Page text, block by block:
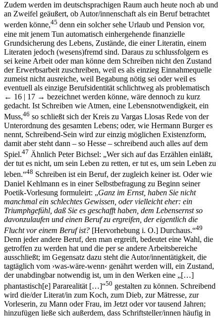
Zudem werden im deutschsprachigen Raum auch heute noch ab und
an Zweifel geäußert, ob Autor/innenschaft als ein Beruf betrachtet
werden könne,45 denn ein solcher sehe Urlaub und Pension vor,
eine mit jenem Tun automatisch einhergehende finanzielle
Grundsicherung des Lebens, Zustände, die einer Literatin, einem
Literaten jedoch (wesens)fremd sind. Daraus zu schlussfolgern es
sei keine Arbeit oder man könne dem Schreiben nicht den Zustand
der Erwerbsarbeit zuschreiben, weil es als einzieg Einnahmequelle
zumeist nicht ausreiche, weil Begabung nötig sei oder weil es
eventuell als einzige Berufsidentität schlichtweg als problematisch
← 16 | 17 → bezeichnet werden könne, wäre dennoch zu kurz
gedacht. Ist Schreiben wie Atmen, eine Lebensnotwendigkeit, ein
Muss,46 so schließt sich der Kreis zu Vargas Llosas Rede von der
Unterordnung des gesamten Lebens; oder, wie Hermann Burger es
nennt, Schreibend-Sein wird zur einzig möglichen Existenzform,
damit aber steht dann – so Hesse – schreibend auch alles auf dem
Spiel.47 Ähnlich Peter Bichsel: „Wer sich auf das Erzählen einläßt,
der tut es nicht, um sein Leben zu retten, er tut es, um sein Leben zu
leben.“48 Schreiben ist ein Beruf, der zugleich keiner ist. Oder wie
Daniel Kehlmann es in einer Selbstbefragung zu Beginn seiner
Poetik-Vorlesung formuleirt: „Ganz im Ernst, haben Sie nicht
manchmal ein schlechtes Gewissen, oder vielleicht eher: ein
Triumphgefühl, daß Sie es geschafft haben, dem Lebensernst so
davonzulaufen und einen Beruf zu ergreifen, der eigentlich die
Flucht vor einem Beruf ist? [Hervorhebung i. O.] Durchaus.“49
Denn jeder andere Beruf, den man ergreift, bedeutet eine Wahl, die
getroffen zu werden hat und die per se andere Arbeitsbereiche
ausschließt; im Gegensatz dazu steht die Autor/innentätigkeit, die
tagtäglich vom ›was-wäre-wenn‹ genährt werden will, ein Zustand,
der unabdingbar notwendig ist, um in den Werken eine „[…]
phantastisch[e] Pararealität […]“50 gestalten zu können. Schreibend
wird die/der Literat/in zum Koch, zum Dieb, zur Mätresse, zur
Vorleserin, zu Mann oder Frau, im Jetzt oder vor tausend Jahren;
hinzufügen ließe sich außerdem, dass Schriftsteller/innen häufig in